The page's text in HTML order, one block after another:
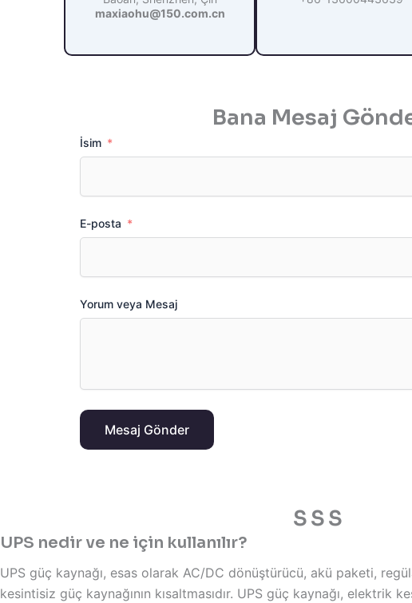
maxiaohu@150.com.cn
Bana Mesaj
İsim
E-posta
Yorum veya Mesaj
Mesaj Gönder
SSS
UPS nedir ve ne için kullanılır?
UPS güç kaynağı, esas olarak AC/DC dönüştürücü, akü paketi,
kesintisiz güç kaynağının kısaltmasıdır. UPS güç kaynağı, elektrik